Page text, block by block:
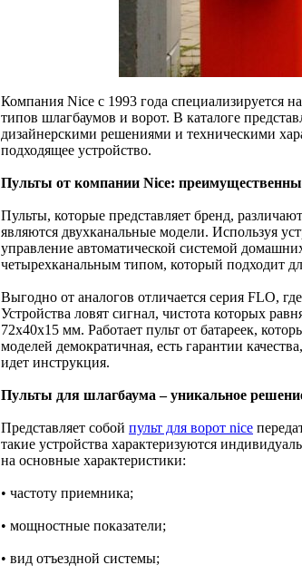
Компания Nice с 1993 года специализируется
типов шлагбаумов и ворот. В каталоге
дизайнерскими решениями и техническими
подходящее устройство.
Пульты от компании Nice:
Пульты, которые представляет бренд,
являются двухканальные модели. Используя
управление автоматической системой
четырехканальным типом, который подходит
Выгодно от аналогов отличается серия FLO,
Устройства ловят сигнал, чистота которых
72x40x15 мм. Работает пульт от батареек,
моделей демократичная, есть гарантии
идет инструкция.
Пульты для шлагбаума – уникальное
Представляет собой пульт для ворот nice
такие устройства характеризуются
на основные характеристики:
• частоту приемника;
• мощностные показатели;
• вид отъездной системы;